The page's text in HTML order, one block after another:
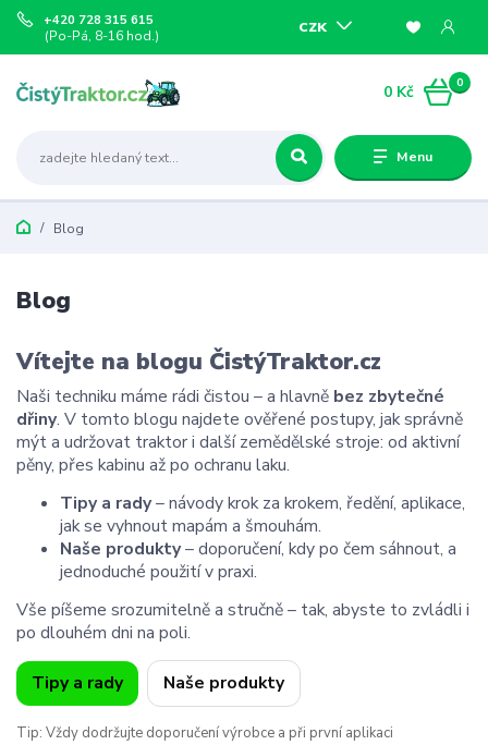
Menu
CZK
+420 728 315 615
(Po-Pá, 8-16 hod.)
0
0 Kč
Blog
Blog
Vítejte na blogu ČistýTraktor.cz
Naši techniku máme rádi čistou – a hlavně bez zbytečné
dřiny. V tomto blogu najdete ověřené postupy, jak správně
mýt a udržovat traktor i další zemědělské stroje: od aktivní
pěny, přes kabinu až po ochranu laku.
Tipy a rady– návody krok za krokem, ředění, aplikace,
jak se vyhnout mapám a šmouhám.
Naše produkty– doporučení, kdy po čem sáhnout, a
jednoduché použití v praxi.
Vše píšeme srozumitelně a stručně – tak, abyste to zvládli i
po dlouhém dni na poli.
Tipy a rady Naše produkty
Tip: Vždy dodržujte doporučení výrobce a při první aplikaci